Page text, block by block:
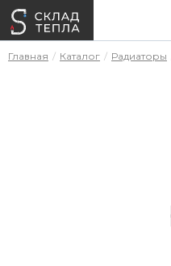
Главная Каталог Радиаторы